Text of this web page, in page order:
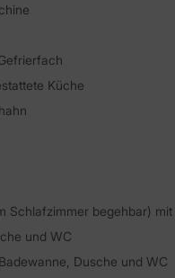
Küche
Schlafzimmer begehbar) mit
und WC
Dusche und WC